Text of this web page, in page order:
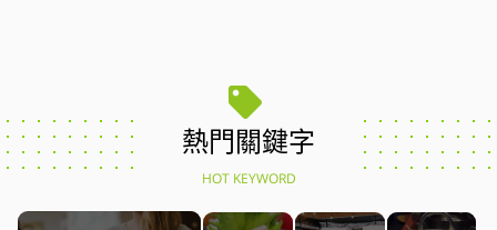
熱門關鍵字
HOT KEYWORD